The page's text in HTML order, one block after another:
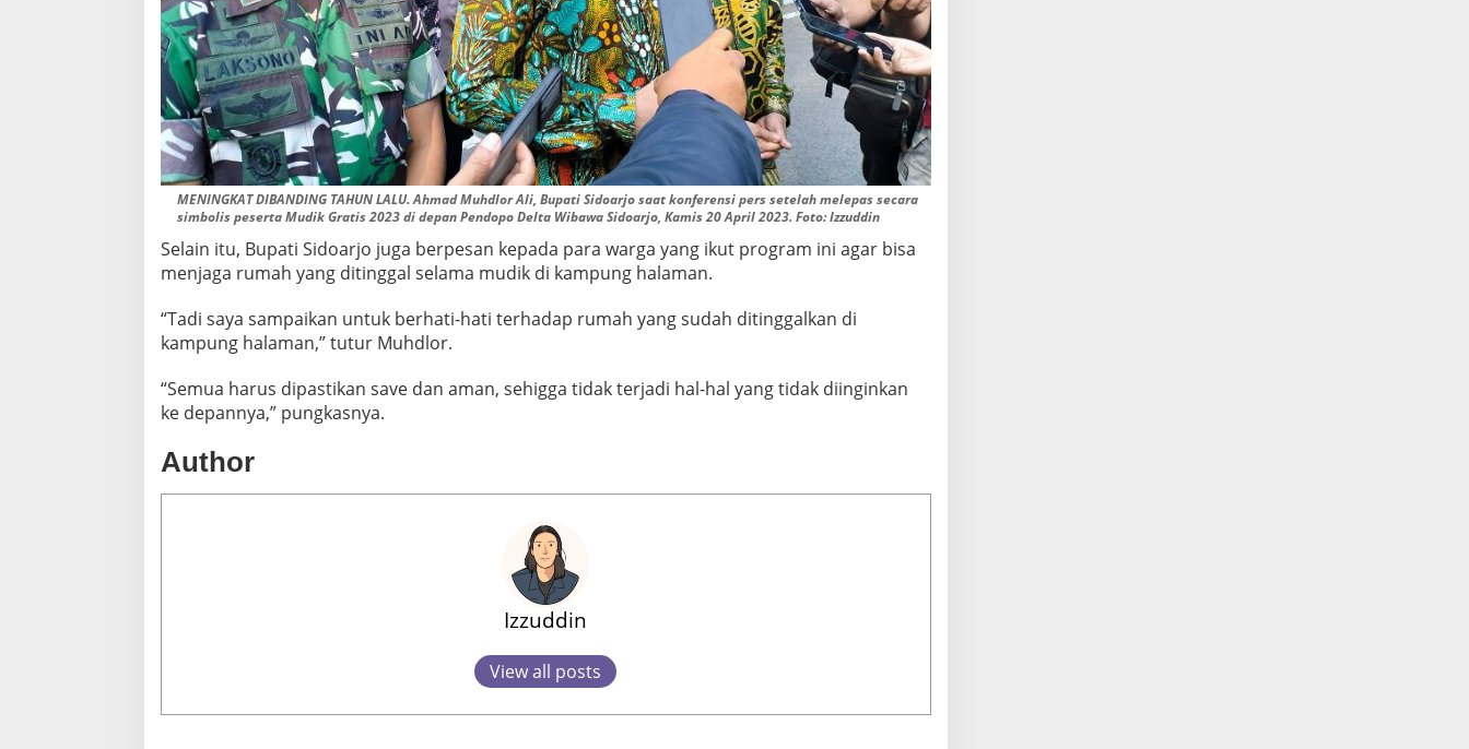
MENINGKAT DIBANDING TAHUN LALU. Ahmad Muhdlor Ali, Bupati Sidoarjo saat konferensi pers setelah melepas secara
simbolis peserta Mudik Gratis 2023 di depan Pendopo Delta Wibawa Sidoarjo, Kamis 20 April 2023. Foto: Izzuddin
Selain itu, Bupati Sidoarjo juga berpesan kepada para warga yang ikut program ini agar bisa
menjaga rumah yang ditinggal selama mudik di kampung halaman.
“Tadi saya sampaikan untuk berhati-hati terhadap rumah yang sudah ditinggalkan di
kampung halaman,” tutur Muhdlor.
“Semua harus dipastikan save dan aman, sehigga tidak terjadi hal-hal yang tidak diinginkan
ke depannya,” pungkasnya.
Author
Izzuddin
View all posts